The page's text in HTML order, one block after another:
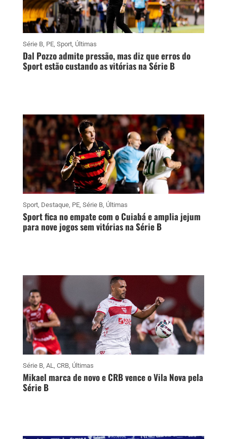
Série B, PE, Sport, Últimas
Dal Pozzo admite pressão, mas diz que erros do
Sport estão custando as vitórias na Série B
Sport, Destaque, PE, Série B, Últimas
Sport fica no empate com o Cuiabá e amplia jejum
para nove jogos sem vitórias na Série B
Série B, AL, CRB, Últimas
Mikael marca de novo e CRB vence o Vila Nova pela
Série B